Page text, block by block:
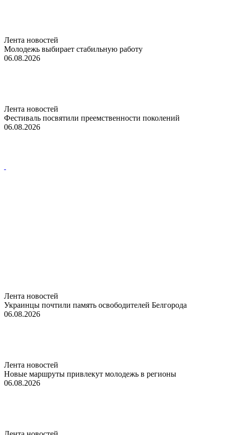
Лента новостей
Молодежь выбирает стабильную работу
06.08.2026
Лента новостей
Фестиваль посвятили преемственности поколений
06.08.2026
Лента новостей
Украинцы почтили память освободителей Белгорода
06.08.2026
Лента новостей
Новые маршруты привлекут молодежь в регионы
06.08.2026